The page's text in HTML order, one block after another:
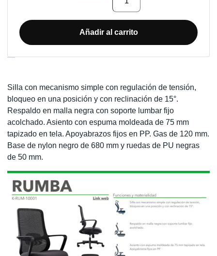
OFICINA
RUMBA
Añadir al carrito
Silla con mecanismo simple con regulación de tensión,
bloqueo en una posición y con reclinación de 15°.
Respaldo en malla negra con soporte lumbar fijo
acolchado. Asiento con espuma moldeada de 75 mm
tapizado en tela. Apoyabrazos fijos en PP. Gas de 120 mm.
Base de nylon negro de 680 mm y ruedas de PU negras
de 50 mm.